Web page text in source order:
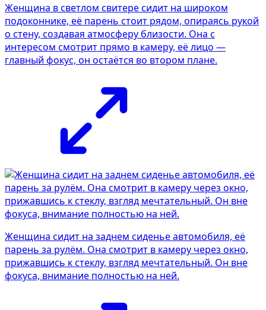
Женщина в светлом свитере сидит на широком
подоконнике, её парень стоит рядом, опираясь рукой
о стену, создавая атмосферу близости. Она с
интересом смотрит прямо в камеру, её лицо —
главный фокус, он остаётся во втором плане.
Женщина сидит на заднем сиденье автомобиля, её
парень за рулём. Она смотрит в камеру через окно,
прижавшись к стеклу, взгляд мечтательный. Он вне
фокуса, внимание полностью на ней.